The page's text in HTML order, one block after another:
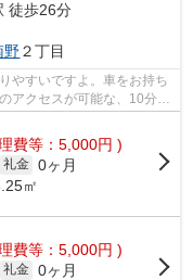
徒歩26分
野２丁目
やすいですよ。車をお持ち
アクセスが可能な、10分に
費等：5,000円 )
礼金 0ヶ月
㎡
費等：5,000円 )
礼金 0ヶ月